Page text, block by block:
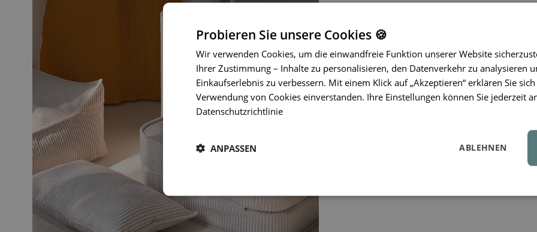
Die Kissen von Wigiwama®
Hergestellt aus hochwertigen,
Kissen weich, bequem und sicher für
bringen sie eine fröhliche und
ideal zum Entspannen, Lesen oder
sind maschinenwaschbar, was die
Probieren Sie unsere Cookies 🍪
Wir verwenden Cookies, um die einwandfreie Funktion unserer Website
Ihrer Zustimmung – Inhalte zu personalisieren, den Datenverkehr zu analysieren
Einkaufserlebnis zu verbessern. Mit einem Klick auf „Akzeptieren“ erklären Sie
Verwendung von Cookies einverstanden. Ihre Einstellungen können Sie jederzeit
Datenschutzrichtlinie
ABLEHNEN
ANPASSEN